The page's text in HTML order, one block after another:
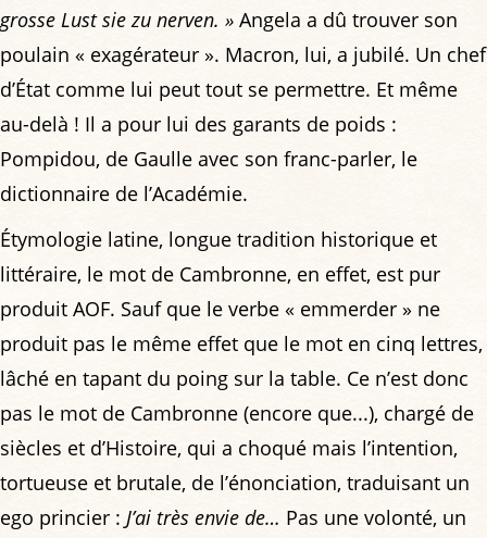
grosse Lust sie zu nerven. » Angela a dû trouver son
poulain « exagérateur ». Macron, lui, a jubilé. Un chef
d’État comme lui peut tout se permettre. Et même
au-delà ! Il a pour lui des garants de poids :
Pompidou, de Gaulle avec son franc-parler, le
dictionnaire de l’Académie.
Étymologie latine, longue tradition historique et
littéraire, le mot de Cambronne, en effet, est pur
produit AOF. Sauf que le verbe « emmerder » ne
produit pas le même effet que le mot en cinq lettres,
lâché en tapant du poing sur la table. Ce n’est donc
pas le mot de Cambronne (encore que...), chargé de
siècles et d’Histoire, qui a choqué mais l’intention,
tortueuse et brutale, de l’énonciation, traduisant un
ego princier : J’ai très envie de… Pas une volonté, un